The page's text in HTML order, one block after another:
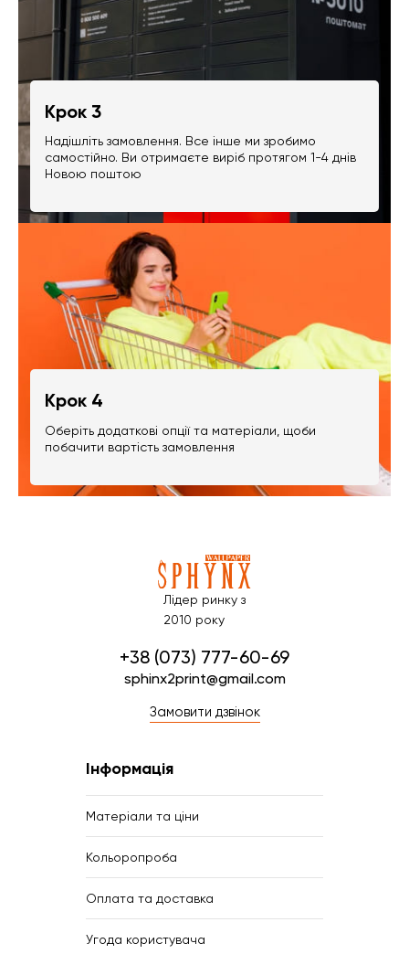
Крок 3
Надішліть замовлення. Все інше ми зробимо
самостійно. Ви отримаєте виріб протягом 1-4 днів
Новою поштою
Крок 4
Оберіть додаткові опції та матеріали, щоби
побачити вартість замовлення
Лідер ринку з
2010 року
+38 (073) 777-60-69
sphinx2print@gmail.com
Замовити дзвінок
Інформація
Матеріали та ціни
Кольоропроба
Оплата та доставка
Угода користувача